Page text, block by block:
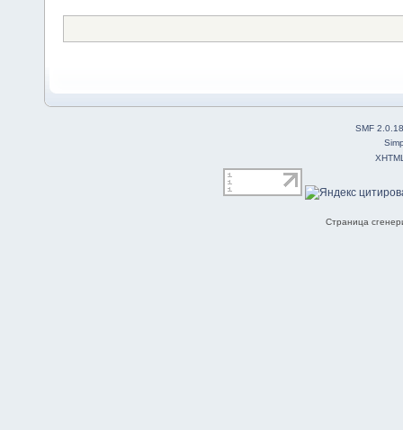
SMF 2.0.18
Страница